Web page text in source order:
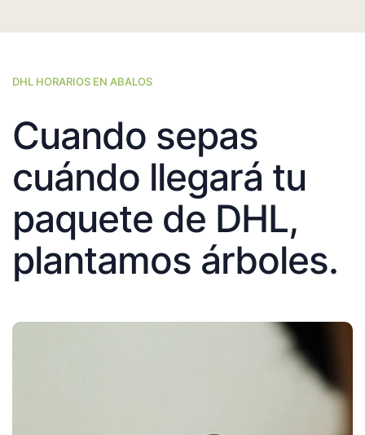
DHL HORARIOS EN ABALOS
Cuando sepas
cuándo llegará tu
paquete de DHL,
plantamos árboles.